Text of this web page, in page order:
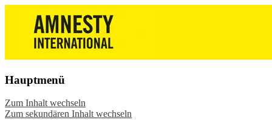
Amnesty International
Wiesbaden – Infos, Adresse,
Gruppentreffen
Die Wiesbadener Amnesty-Gruppen
stellen sich vor, bieten interessante
Veranstaltungen und Aktionen zum
Mitmachen – online oder in der Gruppe.
Sei dabei.
Hauptmenü
Zum Inhalt wechseln
Zum sekundären Inhalt wechseln